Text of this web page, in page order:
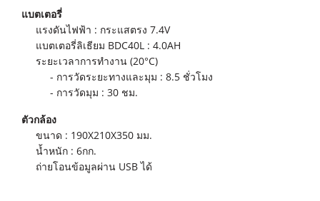
แบตเตอรี่
แรงดันไฟฟ้า : กระแสตรง 7.4V
แบตเตอรี่ลิเธียม BDC40L : 4.0AH
ระยะเวลาการทำงาน (20°C)
- การวัดระยะทางและมุม : 8.5 ชั่วโมง
- การวัดมุม : 30 ชม.
ตัวกล้อง
ขนาด : 190X210X350 มม.
น้ำหนัก : 6กก.
ถ่ายโอนข้อมูลผ่าน USB ได้